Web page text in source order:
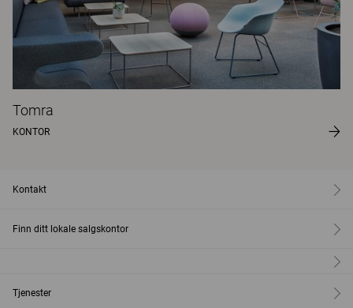
Tomra
KONTOR
Kontakt
Finn ditt lokale salgskontor
Tjenester